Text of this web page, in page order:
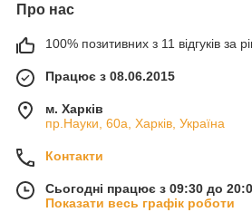
Про нас
100% позитивних з 11 відгуків за
Працює з 08.06.2015
м. Харків
пр.Науки, 60а, Харків, Україна
Контакти
Сьогодні працює з 09:30 до
Показати весь графік роботи